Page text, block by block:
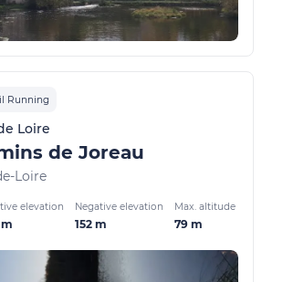
Running
Loire
de Joreau
Loire
elevation
m
Negative elevation
152 m
Max. altitude
79 m